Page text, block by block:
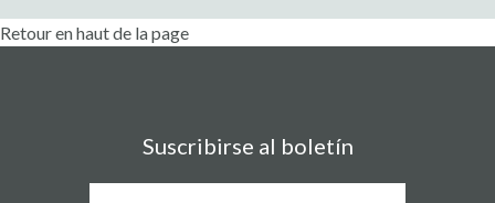
Retour en haut de la page
Suscribirse al boletín